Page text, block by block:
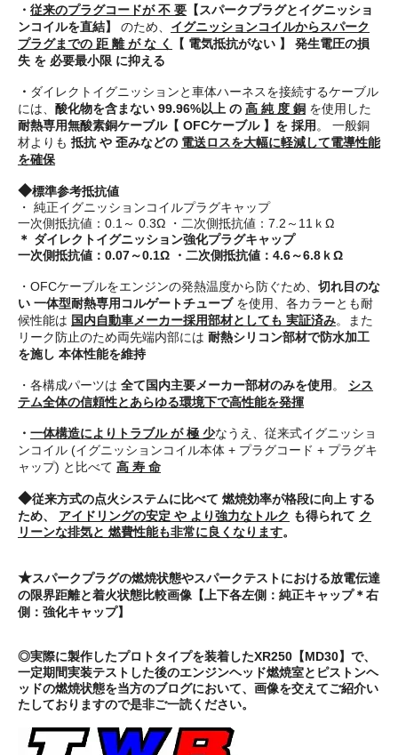
・ 従来のプラグコードが 不 要 【スパークプラグとイグニッショ
ンコイルを直結】
のため、 イグニッションコイルからスパーク
プラグまでの 距 離 が な く
【 電気抵抗がない 】
発生電圧の損
失 を 必要最小限 に抑える
・ ダイレクトイグニッションと車体ハーネスを接続するケーブル
には、 酸化物を含まない 99.96%以上 の 高 純 度 銅 を使用した
耐熱専用無酸素銅ケーブル【 OFCケーブル 】を 採用 。 一般銅
材よりも 抵抗 や 歪みなどの 電送ロスを大幅に軽減して電導性能
を確保
◆標準参考抵抗値
・ 純正イグニッションコイルプラグキャップ
一次側抵抗値：0.1～ 0.3Ω ・二次側抵抗値：7.2～11ｋΩ
＊ ダイレクトイグニッション強化プラグキャップ
一次側抵抗値：0.07～0.1Ω ・二次側抵抗値：4.6～6.8ｋΩ
・OFCケーブルをエンジンの発熱温度から防ぐため、 切れ目のな
い 一体型耐熱専用コルゲートチューブを使用、各カラーとも耐
候性能は 国内自動車メーカー採用部材としても 実証済み。また
リーク防止のため両先端内部には 耐熱シリコン部材で防水加工
を施し 本体性能を維持
・各構成パーツは 全て国内主要メーカー部材のみを使用 。 シス
テム全体の信頼性とあらゆる環境下で高性能を発揮
・ 一体構造によりトラブル が 極 少なうえ、従来式イグニッショ
ンコイル (イグニッションコイル本体 + プラグコード + プラグキ
ャップ) と比べて 高 寿 命
◆従来方式の点火システムに比べて 燃焼効率が格段に向上 する
ため、 アイドリングの安定 や より強力なトルク も得られて ク
リーンな排気と 燃費性能も非常に良くなります。
★スパークプラグの燃焼状態やスパークテストにおける放電伝達
の限界距離と着火状態比較画像【上下各左側：純正キャップ＊右
側：強化キャップ】
◎実際に製作したプロトタイプを装着したXR250【MD30】で、
一定期間実装テストした後のエンジンヘッド燃焼室とピストンヘ
ッドの燃焼状態を当方のブログにおいて、画像を交えてご紹介い
たしておりますので是非ご一読ください。